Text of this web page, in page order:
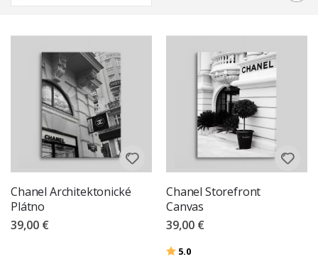
Chanel Architektonické
Plátno
39,00 €
Chanel Storefront
Canvas
39,00 €
Hodnotenie:
5.0